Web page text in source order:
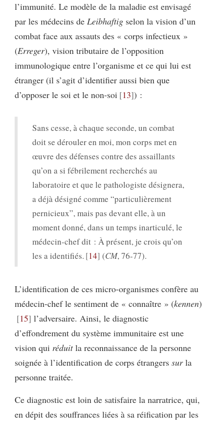
l’immunité. Le modèle de la maladie est envisagé
par les médecins de Leibhaftig selon la vision d’un
combat face aux assauts des « corps infectieux »
(Erreger), vision tributaire de l’opposition
immunologique entre l’organisme et ce qui lui est
étranger (il s’agit d’identifier aussi bien que
d’opposer le soi et le non-soi 13 ) :
Sans cesse, à chaque seconde, un combat
doit se dérouler en moi, mon corps met en
œuvre des défenses contre des assaillants
qu’on a si fébrilement recherchés au
laboratoire et que le pathologiste désignera,
a déjà désigné comme “particulièrement
pernicieux”, mais pas devant elle, à un
moment donné, dans un temps inarticulé, le
médecin-chef dit : À présent, je crois qu’on
les a identifiés. 14 (CM, 76-77).
L’identification de ces micro-organismes confère au
médecin-chef le sentiment de « connaître » (kennen)
15 l’adversaire. Ainsi, le diagnostic
d’effondrement du système immunitaire est une
vision qui réduitla reconnaissance de la personne
soignée à l’identification de corps étrangers surla
personne traitée.
Ce diagnostic est loin de satisfaire la narratrice, qui,
en dépit des souffrances liées à sa réification par les